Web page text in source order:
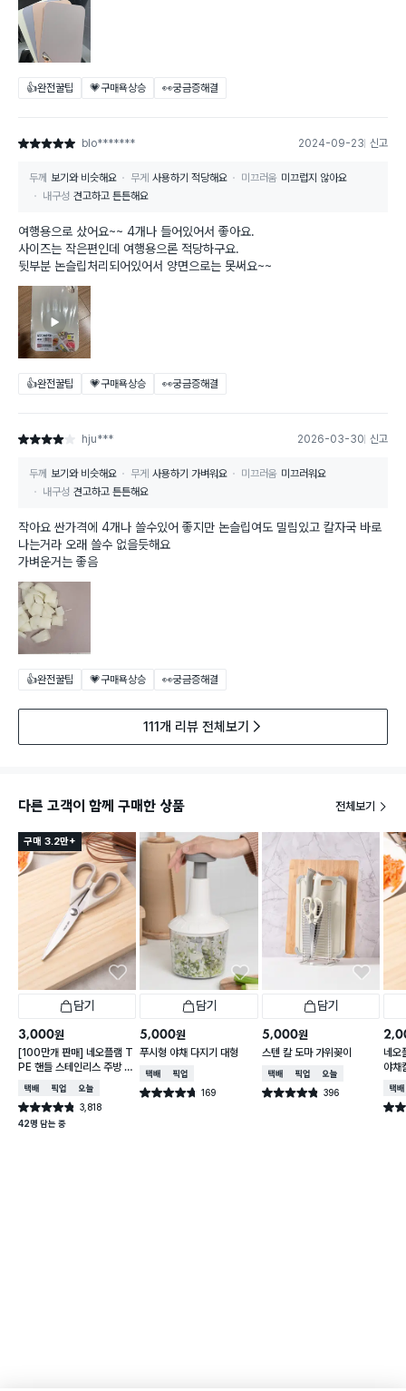
👍완전꿀팁 💗구매욕상승 👀궁금증해결
별점 5점 blo******* 2024-09-23 신고
두께 보기와 비슷해요 무게 사용하기 적당해요 미끄러움 미끄럽지 않아요
내구성 견고하고 튼튼해요
여행용으로 샀어요~~ 4개나 들어있어서 좋아요.
사이즈는 작은편인데 여행용으론 적당하구요.
뒷부분 논슬립처리되어있어서 양면으로는 못써요~~
👍완전꿀팁 💗구매욕상승 👀궁금증해결
별점 4점 hju*** 2026-03-30 신고
두께 보기와 비슷해요 무게 사용하기 가벼워요 미끄러움 미끄러워요
내구성 견고하고 튼튼해요
작아요 싼가격에 4개나 쓸수있어 좋지만 논슬립여도 밀림있고 칼자국 바로
나는거라 오래 쓸수 없을듯해요
가벼운거는 좋음
👍완전꿀팁 💗구매욕상승 👀궁금증해결
111개 리뷰 전체보기
다른 고객이 함께 구매한 상품 전체보기
구매 3.2만+
담기
3,000원
[100만개 판매] 네오플램 T
PE 핸들 스테인리스 주방 가
위
택배배송매장픽업오늘배송
별점 4.8점 3,818
건 작성
42명 담는 중
담기
5,000원
푸시형 야채 다지기 대형
택배배송매장픽업
별점 4.7점 169
건 작성
담기
5,000원
스텐 칼 도마 가위꽂이
택배배송매장픽업오늘배송
별점 4.8점 396
건 작성
네오
야채
택배
별점